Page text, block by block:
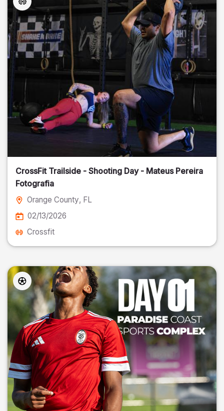
CrossFit Trailside - Shooting Day - Mateus Pereira
Fotografia
Orange County, FL
02/13/2026
Crossfit